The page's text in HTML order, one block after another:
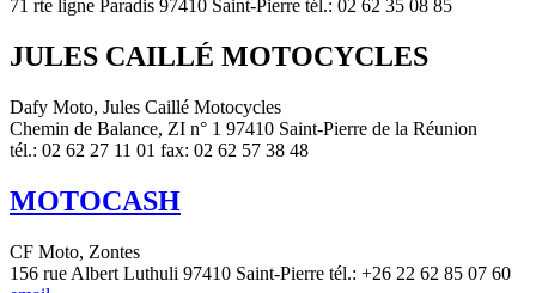
71 rte ligne Paradis 97410 Saint-Pierre tél.: 02 62 35 08 85
JULES CAILLÉ MOTOCYCLES
Dafy Moto, Jules Caillé Motocycles
Chemin de Balance, ZI n° 1 97410 Saint-Pierre de la Réunion
tél.: 02 62 27 11 01 fax: 02 62 57 38 48
MOTOCASH
CF Moto, Zontes
156 rue Albert Luthuli 97410 Saint-Pierre tél.: +26 22 62 85 07 60